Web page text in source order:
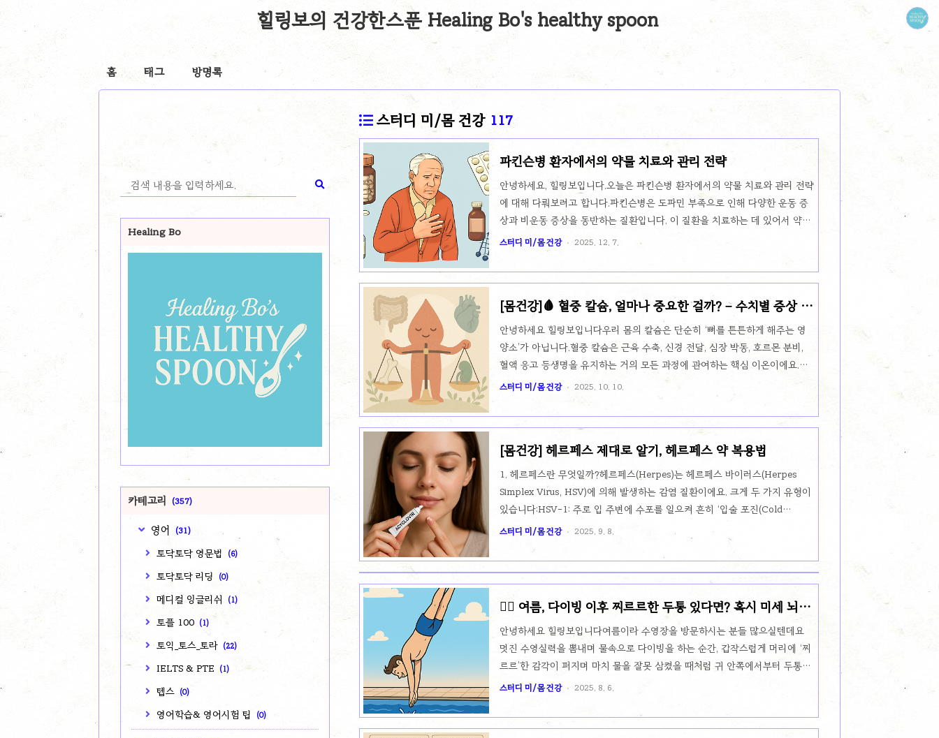
힐링보의 건강한스푼 Healing Bo's healthy spoon
홈 태그 방명록
Healing Bo
카테고리 (357)
영어 (31)
토닥토닥 영문법 (6)
토닥토닥 리딩 (0)
메디컬 잉글리쉬 (1)
토플 100 (1)
토익_토스_토라 (22)
IELTS & PTE (1)
텝스 (0)
영어학습& 영어시험 팁 (0)
스터디 미/몸 건강 117
파킨슨병 환자에서의 약물 치료와 관리 전략
안녕하세요, 힐링보입니다.오늘은 파킨슨병 환자에서의 약물 치료와 관리 전략
에 대해 다뤄보려고 합니다.파킨슨병은 도파민 부족으로 인해 다양한 운동 증
상과 비운동 증상을 동반하는 질환입니다. 이 질환을 치료하는 데 있어서 약물
치료는 중요한 역할을 하지만, 약물 선택과 부작용 관리는 매우 중요한 부분이
죠.이번 글에서는 파킨슨병 환자에게 적합한 약물들, 약물 치료 시 고려해야 할
점들, 그리고 Quetiapine(세로켈) 같은 항정신병약의 사용 가이드를 포함해,
킨슨병(Parkinson's disease, PD)은 도파민 부족으로 발생하는 신경계 질환입
니다. 파킨슨병의 주요 증상은 떨림(tremor), 강직(rigidity), 운동 느..
스터디 미/몸 건강 2025. 12. 7.
[몸건강]🩸 혈중 칼슘, 얼마나 중요한 걸까? – 수치별 증상 단
계로 보는 고칼슘혈증 이야기
안녕하세요 힐링보입니다우리 몸의 칼슘은 단순히 ‘뼈를 튼튼하게 해주는 영
양소’가 아닙니다.혈중 칼슘은 근육 수축, 신경 전달, 심장 박동, 호르몬 분비,
혈액 응고 등생명을 유지하는 거의 모든 과정에 관여하는 핵심 이온이에요.정
상적인 혈중 칼슘 농도는 8.5–10.5 mg/dL 정도이며,이 범위 안에서 정교하게
조절됩니다.조금만 벗어나도 몸은 곧바로 이상 신호를 보내죠.⚠️ 혈중 칼슘 수
치가 높으면 (고칼슘혈증) 무슨 일이 생길까?칼슘이 과도하게 높아지면 세포의
전기적 안정성이 무너지고,심장, 신경, 신장에 연쇄적인 영향을 줍니다.대표적
인 증상과 변화들을 단계별로 정리하면 다음과 같아요.① 신경계 변화무기력,
피로, 졸림이 심해져요.심하면 혼수상태에 이를 수도 있습니다.집중력이 떨어
지고, 우울감·불안감이..
스터디 미/몸 건강 2025. 10. 10.
[몸건강] 헤르페스 제대로 알기, 헤르페스 약 복용법
1. 헤르페스란 무엇일까?헤르페스(Herpes)는 헤르페스 바이러스(Herpes
Simplex Virus, HSV)에 의해 발생하는 감염 질환이에요. 크게 두 가지 유형이
있습니다:HSV-1: 주로 입 주변에 수포를 일으켜 흔히 ‘입술 포진(Cold
sore)’이라고 불려요.HSV-2: 주로 생식기 부위에 감염을 일으키며, ‘생식기 헤
르페스(Genital herpes)’로 알려져 있습니다.2. 감염 경로 🔄HSV-1: 키스, 컵·
식기 공유, 타액 접촉 등을 통해 전염됩니다.HSV-2: 성적 접촉이 주요 감염 경
게 퍼질 수 있어 면역력이 약할 때 주의해야 해요.3. 증상 👀입술 포진: 입술 주
변이나 코 주위에 작은 물집이 잡..
스터디 미/몸 건강 2025. 9. 8.
🏊‍♀️ 여름, 다이빙 이후 찌르르한 두통 있다면? 혹시 미세 뇌출
혈?
안녕하세요 힐링보입니다여름이라 수영장을 방문하시는 분들 많으실텐데요
멋진 수영실력을 뽐내며 물속으로 다이빙을 하는 순간, 갑작스럽게 머리에 ‘찌
르르’한 감각이 퍼지며 마치 물을 잘못 삼켰을 때처럼 귀 안쪽에서부터 두통이
올라오는 느낌이 있다면? 혹시 미세 뇌출혈은 아닐까요?🧠 다이빙 후 두통, 흔
반응입니다.급작스러운 수압 변화는 내이(內耳)의 전정기관을 자극하거나, 두
스터디 미/몸 건강 2025. 8. 6.